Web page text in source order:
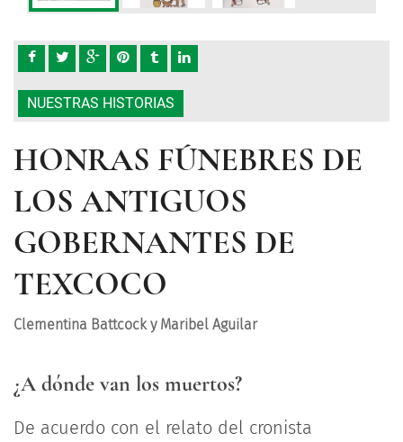
NUESTRAS HISTORIAS
HONRAS FÚNEBRES DE
LOS ANTIGUOS
GOBERNANTES DE
TEXCOCO
Clementina Battcock y Maribel Aguilar
¿A dónde van los muertos?
De acuerdo con el relato del cronista